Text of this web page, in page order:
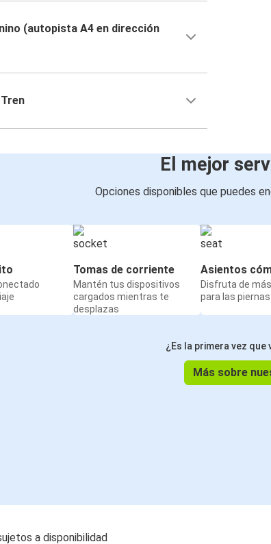
(autopista A4 en dirección
El mejor
Opciones disponibles que puedes
Tomas de corriente
Mantén tus dispositivos
cargados mientras te
desplazas
Asientos
Disfruta de
para las piernas
¿Es la primera vez
Más sobre
a disponibilidad